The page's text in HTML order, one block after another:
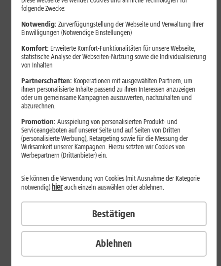
Browser-Erweiterungen sicher
nutzen: So erkennst Du
vertrauenswürdige Add-ons
Browser-Erweiterungen können praktisch sein, greifen aber je
nach Berechtigung tief in Deine Browserdaten ein. Der Beitrag
zeigt Dir, wie Du Add-ons vor der Installation prüfst und riskante
Erweiterungen erkennst.
Mehr erfahren
Internet zuhause
folgende Zwecke:
Notwendig: Zurverfügungstellung der Webseite und Verwaltung Ihrer
Einwilligungen (Notwendige Einstellungen)
Komfort: Erweiterte Komfort-Funktionalitäten für unsere Webseite,
statistische Analyse der Webseiten-Nutzung sowie die Individualisierung
von Inhalten
Partnerschaften: Kooperationen mit ausgewählten Partnern, um
Ihnen personalisierte Inhalte passend zu Ihren Interessen anzuzeigen
oder um gemeinsame Kampagnen auszuwerten, nachzuhalten und
abzurechnen.
Promotion: Ausspielung von personalisierten Produkt- und
Serviceangeboten auf unserer Seite und auf Seiten von Dritten
(personalisierte Werbung), Retargeting sowie für die Messung der
Wirksamkeit unserer Kampagnen. Hierzu setzten wir Cookies von
Werbepartnern (Drittanbieter) ein.
Ablehnen
Sie können die Verwendung von Cookies (mit Ausnahme der Kategorie
notwendig) hierauch einzeln auswählen oder ablehnen.
Bestätigen